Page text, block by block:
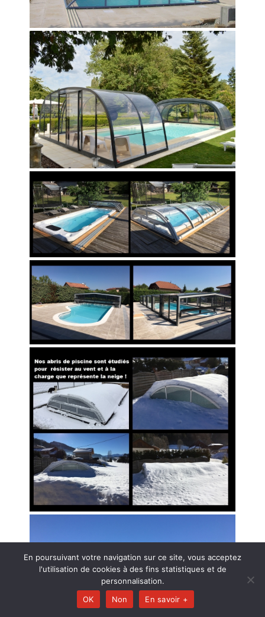
En poursuivant votre navigation sur ce site, vous acceptez
l'utilisation de cookies à des fins statistiques et de
personnalisation.
OK
Non En savoir +